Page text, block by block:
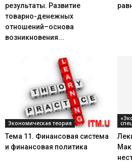
результаты. Развитие
товарно-денежных
отношений–основа
возникновения...
Экономическая теория
Тема 11. Финансовая система
и финансовая политика